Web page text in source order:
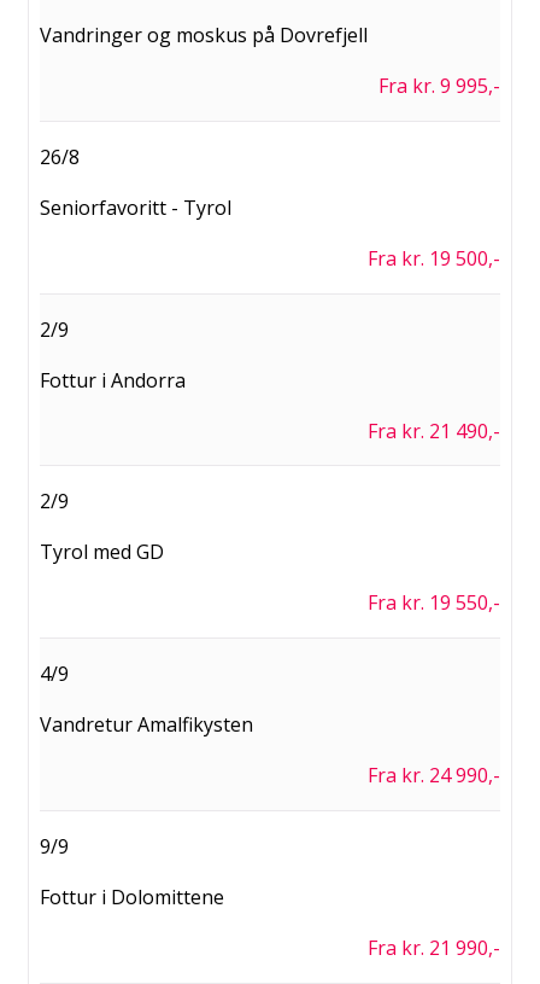
Vandringer og moskus på Dovrefjell
Fra kr. 9 995,-
26/8
Seniorfavoritt - Tyrol
Fra kr. 19 500,-
2/9
Fottur i Andorra
Fra kr. 21 490,-
2/9
Tyrol med GD
Fra kr. 19 550,-
4/9
Vandretur Amalfikysten
Fra kr. 24 990,-
9/9
Fottur i Dolomittene
Fra kr. 21 990,-